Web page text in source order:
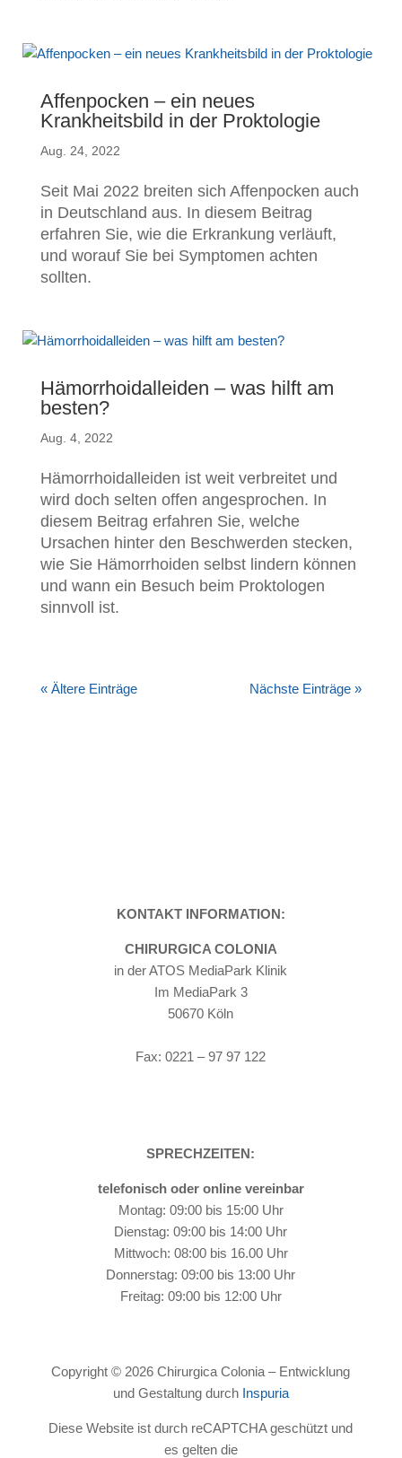
Affenpocken – ein neues
Krankheitsbild in der Proktologie
Aug. 24, 2022
Seit Mai 2022 breiten sich Affenpocken auch
in Deutschland aus. In diesem Beitrag
erfahren Sie, wie die Erkrankung verläuft,
und worauf Sie bei Symptomen achten
sollten.
Hämorrhoidalleiden – was hilft am
besten?
Aug. 4, 2022
Hämorrhoidalleiden ist weit verbreitet und
wird doch selten offen angesprochen. In
diesem Beitrag erfahren Sie, welche
Ursachen hinter den Beschwerden stecken,
wie Sie Hämorrhoiden selbst lindern können
und wann ein Besuch beim Proktologen
sinnvoll ist.
« Ältere Einträge Nächste Einträge »
KONTAKT INFORMATION:
CHIRURGICA COLONIA
in der ATOS MediaPark Klinik
Im MediaPark 3
50670 Köln
Fax: 0221 – 97 97 122
SPRECHZEITEN:
telefonisch oder online vereinbar
Montag: 09:00 bis 15:00 Uhr
Dienstag: 09:00 bis 14:00 Uhr
Mittwoch: 08:00 bis 16.00 Uhr
Donnerstag: 09:00 bis 13:00 Uhr
Freitag: 09:00 bis 12:00 Uhr
Copyright © 2026 Chirurgica Colonia – Entwicklung
und Gestaltung durch Inspuria
Diese Website ist durch reCAPTCHA geschützt und
es gelten die